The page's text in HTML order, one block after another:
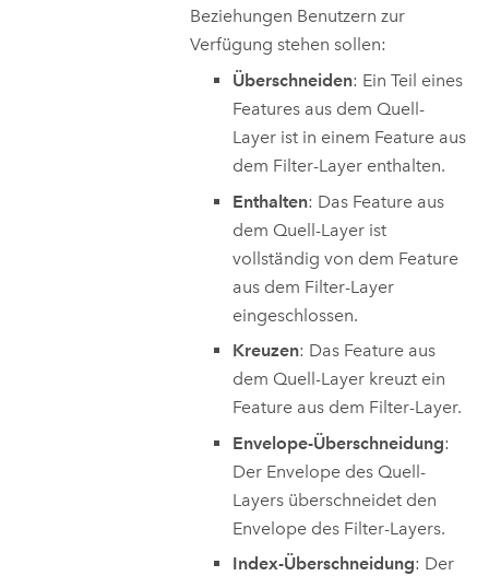
Beziehungen Benutzern zur
Verfügung stehen sollen:
Überschneiden: Ein Teil eines
Features aus dem Quell-
Layer ist in einem Feature aus
dem Filter-Layer enthalten.
Enthalten: Das Feature aus
dem Quell-Layer ist
vollständig von dem Feature
aus dem Filter-Layer
eingeschlossen.
Kreuzen: Das Feature aus
dem Quell-Layer kreuzt ein
Feature aus dem Filter-Layer.
Envelope-Überschneidung:
Der Envelope des Quell-
Layers überschneidet den
Envelope des Filter-Layers.
Index-Überschneidung: Der